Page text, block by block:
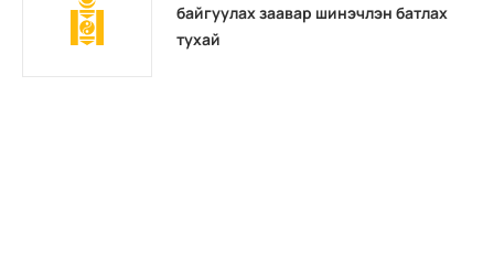
байгуулах заавар шинэчлэн батлах
тухай